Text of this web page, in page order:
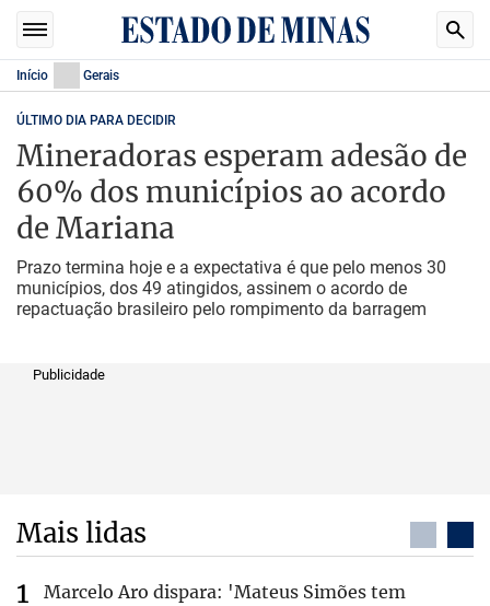
Início Gerais
ÚLTIMO DIA PARA DECIDIR
Mineradoras esperam adesão de
60% dos municípios ao acordo
de Mariana
Prazo termina hoje e a expectativa é que pelo menos 30
municípios, dos 49 atingidos, assinem o acordo de
repactuação brasileiro pelo rompimento da barragem
Publicidade
Mais lidas
Marcelo Aro dispara: 'Mateus Simões tem